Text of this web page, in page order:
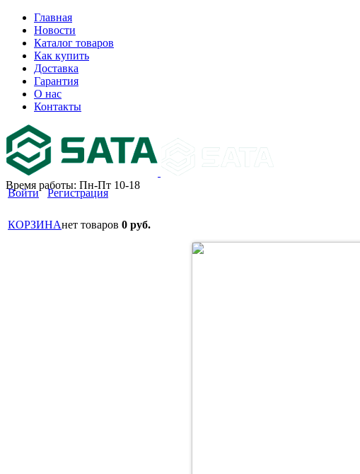
Главная
Новости
Каталог товаров
Как купить
Доставка
Гарантия
О нас
Контакты
Время работы: Пн-Пт 10-18
Войти Регистрация
КОРЗИНАнет товаров 0 руб.